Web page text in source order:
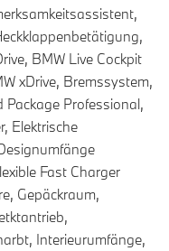
BMW Live Cockpit
xDrive, Bremssystem,
Package Professional,
Elektrische
Fast Charger
Gepäckraum,
Interieurumfänge,